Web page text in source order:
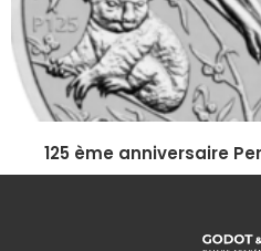
125 ème anniversaire